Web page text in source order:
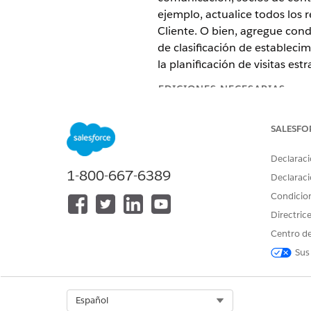
ejemplo, actualice todos los
Cliente. O bien, agregue
de clasificación de
la planificación de visitas
EDICIONES NECESARIAS
Disponible en: Lightning
Los datos de clientes se
Información genérica de
Jerarquía de clientes o
Los tipos de clientes son:
Organizaciones comerciales
Clientes potenciales
1-800-667-6389
Centro
Español